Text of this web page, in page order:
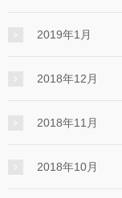
2019年1月
2018年12月
2018年11月
2018年10月